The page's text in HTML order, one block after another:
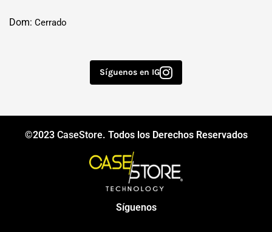
Dom: Cerrado
Síguenos en IG
©2023 CaseStore. Todos los Derechos Reservados
Síguenos